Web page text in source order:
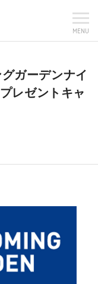
MENU
ガーデンナイ
レゼントキャ